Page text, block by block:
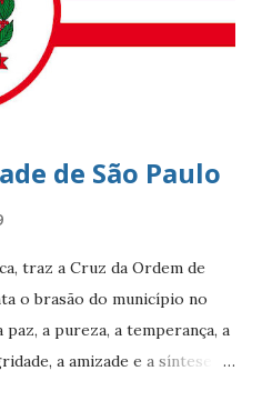
Le Blond, 1804-1880,
1830, proveniente de
‘Navegação Aliança’ com a
de São Paulo
traz a Cruz da Ordem de
o brasão do município no
a pureza, a temperança, a
a amizade e a síntese